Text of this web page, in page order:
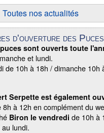
Toutes nos actualités
d'ouverture des Puces
sont ouverts toute
et lundi.
de 10h à 18h / dimanche 10h
Serpette est également
8h à 12h en complément du
Biron le vendredi de 10h à
lundi.